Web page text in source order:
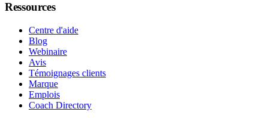
Ressources
Centre d'aide
Blog
Webinaire
Avis
Témoignages clients
Marque
Emplois
Coach Directory